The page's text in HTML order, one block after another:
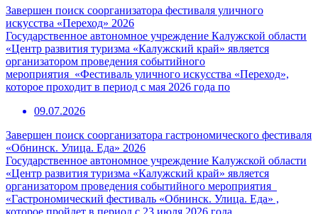
Завершен поиск соорганизатора фестиваля уличного
искусства «Переход» 2026
Государственное автономное учреждение Калужской области
«Центр развития туризма «Калужский край» является
организатором проведения событийного
мероприятия «Фестиваль уличного искусства «Переход»,
которое проходит в период с мая 2026 года по
09.07.2026
Завершен поиск соорганизатора гастрономического фестиваля
«Обнинск. Улица. Еда» 2026
Государственное автономное учреждение Калужской области
«Центр развития туризма «Калужский край» является
организатором проведения событийного мероприятия
«Гастрономический фестиваль «Обнинск. Улица. Еда» ,
которое пройдет в период с 23 июля 2026 года